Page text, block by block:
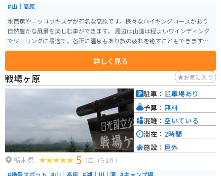
#山｜高原
水芭蕉やニッコウキスゲが有名な高原です。様々なハイキングコースがあり
自然豊かな風景を楽しむ事ができます。 周辺は山道は程よいワインディング
でツーリングに最適で、各所に温泉もあり旅の疲れを癒すこともできます。
また、グルメとしては近くのエリアで片品蕎麦という、名水100選にも選ばれ
た天然水を使用した美味しい蕎麦を頂く事ができ、五感で楽しめるスポット
です。
詳しく見る
戦場ヶ原 お気に入り
栃木県 5 （口コミ1件）
駐車： 駐車場あり
予算： 無料
混雑： 空いている
滞在： 2時間
施設： 屋外